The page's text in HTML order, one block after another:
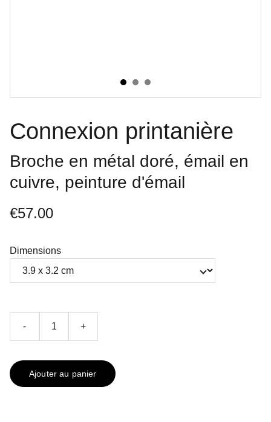
Connexion printanière
Broche en métal doré, émail en
cuivre, peinture d'émail
€57.00
Dimensions
- +
Ajouter au panier